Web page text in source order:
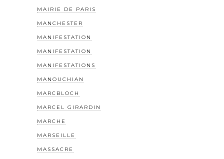
MAIRIE DE PARIS
MANCHESTER
MANIFESTATION
MANIFESTATION
MANIFESTATIONS
MANOUCHIAN
MARCBLOCH
MARCEL GIRARDIN
MARCHE
MARSEILLE
MASSACRE